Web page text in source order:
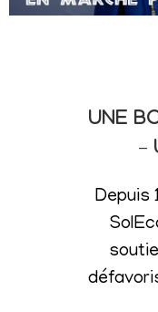
UNE
–
Depuis